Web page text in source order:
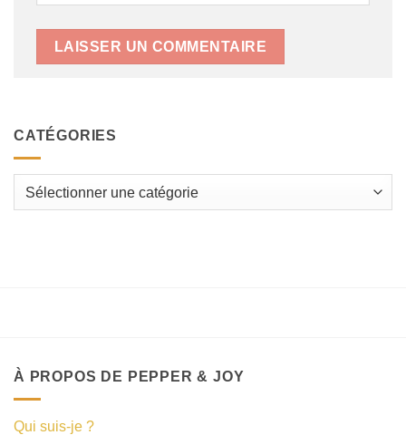
CATÉGORIES
Catégories
À PROPOS DE PEPPER & JOY
Qui suis-je ?